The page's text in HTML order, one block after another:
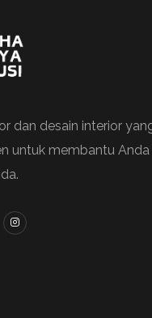
dan desain interior
untuk membantu